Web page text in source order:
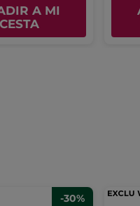
A MI
CESTA
-30%